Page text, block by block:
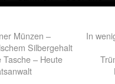
Münzen –
Silbergehalt
Tasche – Heute
In